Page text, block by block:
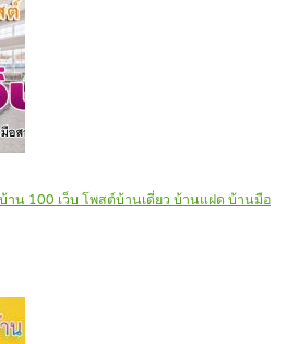
าน 100 เว็บ โพสต์บ้านเดี่ยว บ้านแฝด บ้านมือ